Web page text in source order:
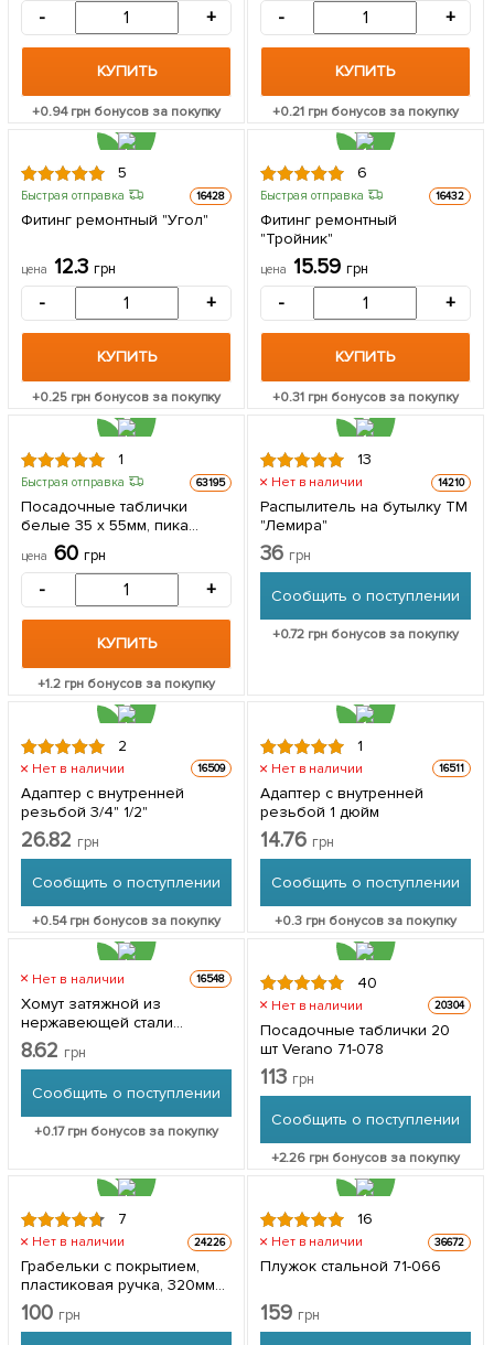
- +
КУПИТЬ
+0.94грн бонусов за покупку
- +
КУПИТЬ
+0.21грн бонусов за покупку
5
Быстрая отправка 16428
Фитинг ремонтный "Угол"
цена 12.3грн
- +
КУПИТЬ
+0.25грн бонусов за покупку
6
Быстрая отправка 16432
Фитинг ремонтный
"Тройник"
цена 15.59 грн
- +
КУПИТЬ
+0.31грн бонусов за покупку
1
Быстрая отправка 63195
Посадочные таблички
белые 35 х 55мм, пика
115мм 10шт
цена 60грн
- +
КУПИТЬ
+1.2 грн бонусов за покупку
13
Нет в наличии 14210
Распылитель на бутылку ТМ
"Лемира"
36 грн
Сообщить о поступлении
+0.72 грн бонусов за покупку
2
Нет в наличии 16509
Адаптер с внутренней
резьбой 3/4" 1/2"
26.82 грн
Сообщить о поступлении
+0.54грн бонусов за покупку
1
Нет в наличии 16511
Адаптер с внутренней
резьбой 1 дюйм
14.76 грн
Сообщить о поступлении
+0.3грн бонусов за покупку
Нет в наличии 16548
Хомут затяжной из
нержавеющей стали
диаметром 12-20 мм
8.62 грн
Сообщить о поступлении
+0.17грн бонусов за покупку
40
Нет в наличии 20304
Посадочные таблички 20
шт Verano 71-078
113 грн
Сообщить о поступлении
+2.26 грн бонусов за покупку
7
Нет в наличии 24226
Грабельки с покрытием,
пластиковая ручка, 320мм
ТМ "Technics" № 71-051
100 грн
16
Нет в наличии 36672
Плужок стальной 71-066
159 грн